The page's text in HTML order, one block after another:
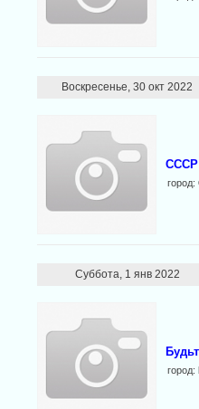
Воскресенье, 30 окт 2022
СССР
город:
Суббота, 1 янв 2022
город: